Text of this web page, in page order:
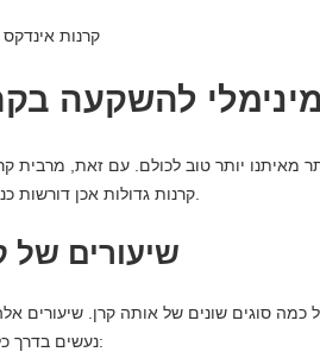
קרנות
מאיתנו יותר טוב לכולם. עם זאת, מרבית
שיעורים של
כמה סוגים שונים של אותה קרן. שיעורים
נעשים בדרך כלל מאחת משלוש סיבות: